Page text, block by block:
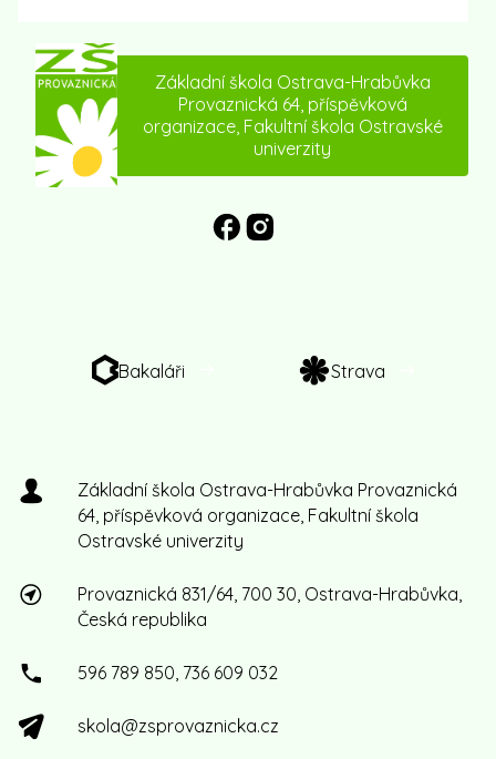
Základní škola Ostrava-Hrabůvka
Provaznická 64, příspěvková
organizace, Fakultní škola Ostravské
univerzity
Bakaláři Strava
Základní škola Ostrava-Hrabůvka Provaznická
64, příspěvková organizace, Fakultní škola
Ostravské univerzity
Provaznická 831/64, 700 30, Ostrava-Hrabůvka,
Česká republika
596 789 850, 736 609 032
skola@zsprovaznicka.cz